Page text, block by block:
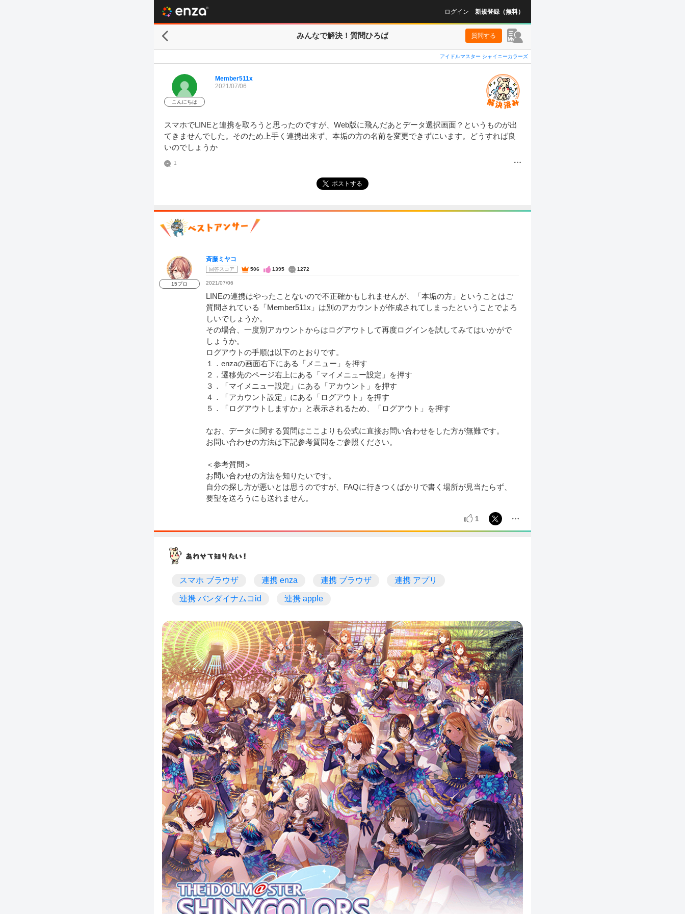
ログイン 新規登録（無料）
みんなで解決！ 質問ひろば 質問する
アイドルマスター シャイニーカラーズ
こんにちは
Member511x
2021/07/06
スマホでLINEと連携を取ろうと思ったのですが、Web版に飛んだあとデータ選択画面？というものが出
てきませんでした。そのため上手く連携出来ず、本垢の方の名前を変更できずにいます。どうすれば良
いのでしょうか
1
ポストする
15プロ
斉藤ミヤコ
回答スコア 506 1395 1272
2021/07/06
LINEの連携はやったことないので不正確かもしれませんが、「本垢の方」ということはご
質問されている「Member511x」は別のアカウントが作成されてしまったということでよろ
しいでしょうか。
その場合、一度別アカウントからはログアウトして再度ログインを試してみてはいかがで
しょうか。
ログアウトの手順は以下のとおりです。
１．enzaの画面右下にある「メニュー」を押す
２．遷移先のページ右上にある「マイメニュー設定」を押す
３．「マイメニュー設定」にある「アカウント」を押す
４．「アカウント設定」にある「ログアウト」を押す
５．「ログアウトしますか」と表示されるため、「ログアウト」を押す
なお、データに関する質問はここよりも公式に直接お問い合わせをした方が無難です。
お問い合わせの方法は下記参考質問をご参照ください。
＜参考質問＞
お問い合わせの方法を知りたいです。
自分の探し方が悪いとは思うのですが、FAQに行きつくばかりで書く場所が見当たらず、
要望を送ろうにも送れません。
1
スマホ ブラウザ 連携 enza 連携 ブラウザ 連携 アプリ
連携 バンダイナムコid 連携 apple